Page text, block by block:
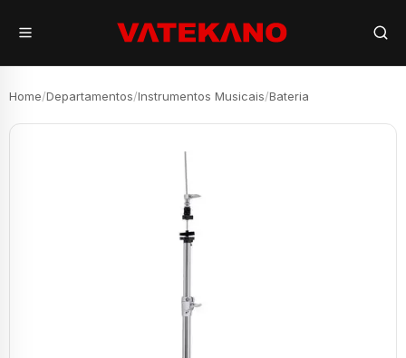
Home/Departamentos/Instrumentos Musicais/Bateria